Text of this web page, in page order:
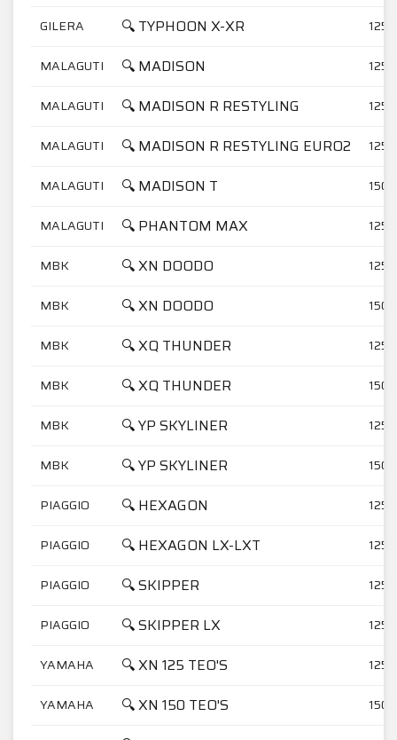
GILERA 🔍 TYPHOON X-XR 125
MALAGUTI 🔍 MADISON 125
MALAGUTI 🔍 MADISON R RESTYLING 125
MALAGUTI 🔍 MADISON R RESTYLING EURO2 125
MALAGUTI 🔍 MADISON T 150
MALAGUTI 🔍 PHANTOM MAX 125
MBK 🔍 XN DOODO 125
MBK 🔍 XN DOODO 150
MBK 🔍 XQ THUNDER 125
MBK 🔍 XQ THUNDER 150
MBK 🔍 YP SKYLINER 125
MBK 🔍 YP SKYLINER 150
PIAGGIO 🔍 HEXAGON 125
PIAGGIO 🔍 HEXAGON LX-LXT 125
PIAGGIO 🔍 SKIPPER 125
PIAGGIO 🔍 SKIPPER LX 125
YAMAHA 🔍 XN 125 TEO'S 125
YAMAHA 🔍 XN 150 TEO'S 150